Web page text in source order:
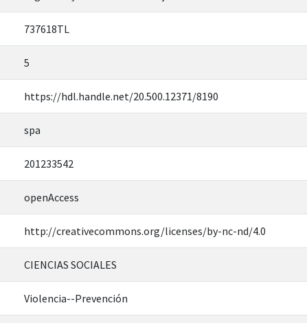
737618TL
5
https://hdl.handle.net/20.500.12371/8190
spa
201233542
openAccess
http://creativecommons.org/licenses/by-nc-nd/4.0
CIENCIAS SOCIALES
Violencia--Prevención